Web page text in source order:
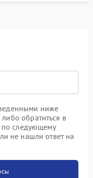
ниже
обратиться в
по следующему
не нашли ответ на